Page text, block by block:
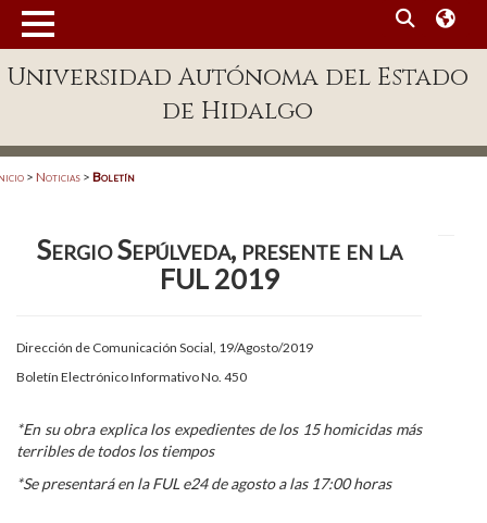
Enlaces
Patronato
Publicaciones en línea
Acreditación Internacional
Alumnado
Universidad Autónoma del Estado
de Hidalgo
> Noticias > Boletín
Sergio Sepúlveda, presente en la
FUL 2019
Dirección de Comunicación Social, 19/Agosto/2019
Boletín Electrónico Informativo No. 450
*En su obra explica los expedientes de los 15 homicidas más
terribles de todos los tiempos
*Se presentará en la FUL e24 de agosto a las 17:00 horas